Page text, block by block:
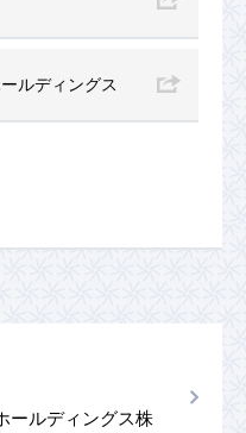
ルディングス
ルディングス株